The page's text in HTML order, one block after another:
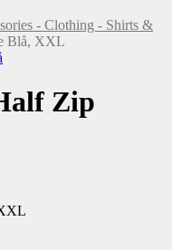
- Clothing - Shirts &
Blå, XXL
Zip